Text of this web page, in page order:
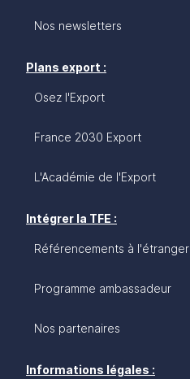
Nos newsletters
Plans export :
Osez l'Export
France 2030 Export
L'Académie de l'Export
Intégrer la TFE :
Référencements à l'étranger
Programme ambassadeur
Nos partenaires
Informations légales :